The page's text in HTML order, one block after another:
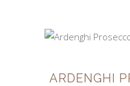
ARDENGHI